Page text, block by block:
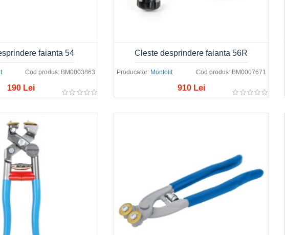
Cod produs: BM0003863
faianta 54
190 Lei
Producator: Montolit Cod produs: BM0007671
Cleste desprindere faianta 56R
910 Lei